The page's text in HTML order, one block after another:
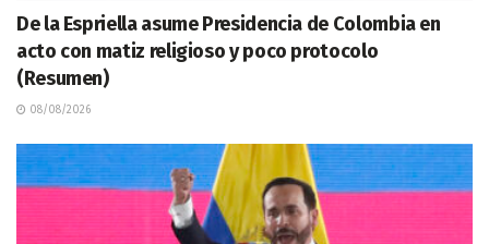
De la Espriella asume Presidencia de Colombia en
acto con matiz religioso y poco protocolo
(Resumen)
08/08/2026